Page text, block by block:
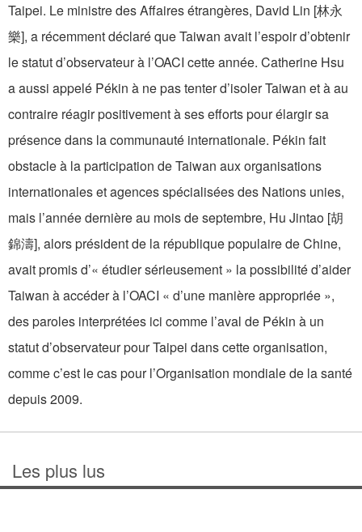
Taipei. Le ministre des Affaires étrangères, David Lin [林永
樂], a récemment déclaré que Taiwan avait l’espoir d’obtenir
le statut d’observateur à l’OACI cette année. Catherine Hsu
a aussi appelé Pékin à ne pas tenter d’isoler Taiwan et à au
contraire réagir positivement à ses efforts pour élargir sa
présence dans la communauté internationale. Pékin fait
obstacle à la participation de Taiwan aux organisations
internationales et agences spécialisées des Nations unies,
mais l’année dernière au mois de septembre, Hu Jintao [胡
錦濤], alors président de la république populaire de Chine,
avait promis d’« étudier sérieusement » la possibilité d’aider
Taiwan à accéder à l’OACI « d’une manière appropriée »,
des paroles interprétées ici comme l’aval de Pékin à un
statut d’observateur pour Taipei dans cette organisation,
comme c’est le cas pour l’Organisation mondiale de la santé
depuis 2009.
Les plus lus